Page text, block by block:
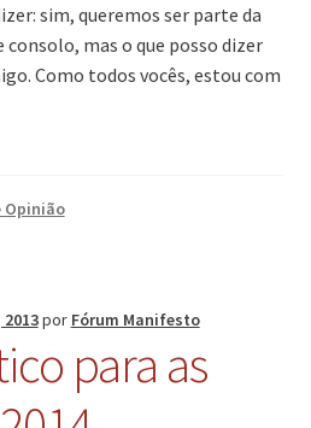
sim, queremos ser parte da
consolo, mas o que posso dizer
Como todos vocês, estou com
Opinião
por Fórum Manifesto
para as